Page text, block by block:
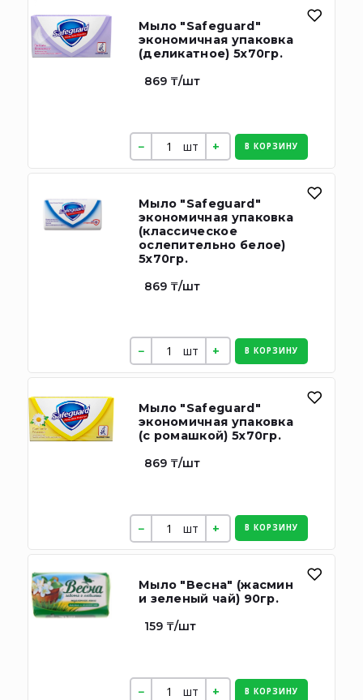
Мыло "Safeguard"
экономичная упаковка
(деликатное) 5х70гр.
869 ₸/шт
шт В КОРЗИНУ
Мыло "Safeguard"
экономичная упаковка
(классическое
ослепительно белое)
5х70гр.
869 ₸/шт
шт В КОРЗИНУ
Мыло "Safeguard"
экономичная упаковка
(с ромашкой) 5х70гр.
869 ₸/шт
шт В КОРЗИНУ
Мыло "Весна" (жасмин
и зеленый чай) 90гр.
159 ₸/шт
шт В КОРЗИНУ